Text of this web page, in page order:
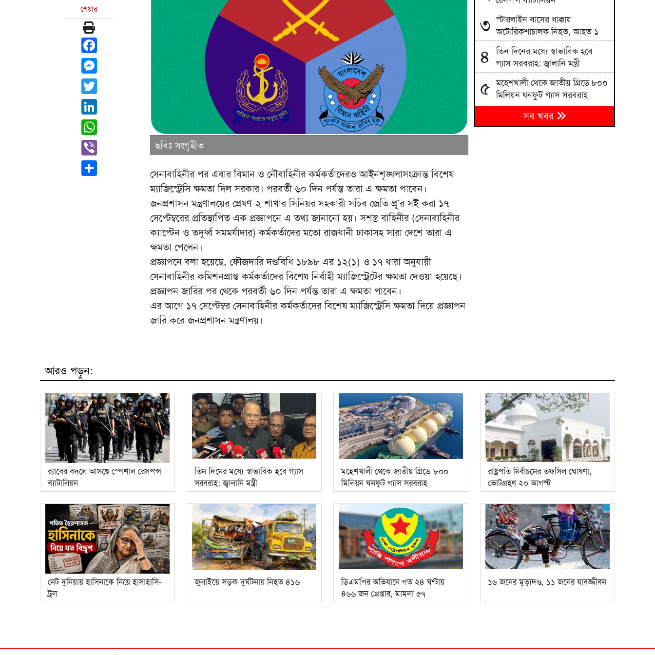
শেয়ার
Facebook
Messenger
Twitter
LinkedIn
WhatsApp
Viber
Share
ছবিঃ সংগৃহীত
সেনাবাহিনীর পর এবার বিমান ও নৌবাহিনীর কর্মকর্তাদেরও আইনশৃঙ্খলাসংক্রান্ত বিশেষ
ম্যাজিস্ট্রেসি ক্ষমতা দিল সরকার। পরবর্তী ৬০ দিন পর্যন্ত তারা এ ক্ষমতা পাবেন।
জনপ্রশাসন মন্ত্রণালয়ের প্রেষণ-২ শাখার সিনিয়র সহকারী সচিব জেতি প্রু’র সই করা ১৭
সেপ্টেম্বরের প্রতিস্থাপিত এক প্রজ্ঞাপনে এ তথ্য জানানো হয়। সশস্ত্র বাহিনীর (সেনাবাহিনীর
ক্যাপ্টেন ও তদূর্ধ্ব সমমর্যাদার) কর্মকর্তাদের মতো রাজধানী ঢাকাসহ সারা দেশে তারা এ
ক্ষমতা পেলেন।
প্রজ্ঞাপনে বলা হয়েছে, ফৌজদারি দণ্ডবিধি ১৮৯৮ এর ১২(১) ও ১৭ ধারা অনুযায়ী
সেনাবাহিনীর কমিশনপ্রাপ্ত কর্মকর্তাদের বিশেষ নির্বাহী ম্যাজিস্ট্রেটের ক্ষমতা দেওয়া হয়েছে।
প্রজ্ঞাপন জারির পর থেকে পরবর্তী ৬০ দিন পর্যন্ত তারা এ ক্ষমতা পাবেন।
এর আগে ১৭ সেপ্টেম্বর সেনাবাহিনীর কর্মকর্তাদের বিশেষ ম্যাজিস্ট্রেসি ক্ষমতা দিয়ে প্রজ্ঞাপন
জারি করে জনপ্রশাসন মন্ত্রণালয়।
৩ স্টারলাইন বাসের ধাক্কায়
অটোরিকশাচালক নিহত, আহত ১
৪
তিন দিনের মধ্যে স্বাভাবিক হবে
গ্যাস সরবরাহ: জ্বালানি মন্ত্রী
৫ মহেশখালী থেকে জাতীয় গ্রিডে ৮০০
মিলিয়ন ঘনফুট গ্যাস সরবরাহ
৬
ব্রাহ্মণবাড়িয়ায় বালুভর্তি ডাম্প ট্রাকে
কোটি টাকার ভারতীয় জিরা জব্দ
সব খবর
আরও পড়ুন:
র‌্যাবের বদলে আসছে স্পেশাল রেসপন্স
ব্যাটালিয়ন
তিন দিনের মধ্যে স্বাভাবিক হবে গ্যাস
সরবরাহ: জ্বালানি মন্ত্রী
মহেশখালী থেকে জাতীয় গ্রিডে ৮০০
মিলিয়ন ঘনফুট গ্যাস সরবরাহ
রাষ্ট্রপতি নির্বাচনের তফসিল ঘোষণা,
ভোটগ্রহণ ২০ আগস্ট
নেট দুনিয়ায় হাসিনাকে নিয়ে হাসাহাসি-
ট্রল
জুলাইয়ে সড়ক দুর্ঘটনায় নিহত ৪১৬
ডিএমপির অভিযানে গত ২৪ ঘণ্টায়
৪৬৬ জন গ্রেপ্তার, মামলা ৫৭
১৬ জনের মৃত্যুদণ্ড, ১১ জনের যাবজ্জীবন